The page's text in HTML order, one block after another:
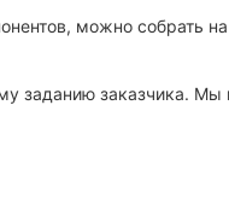
можно собрать на
заданию заказчика.